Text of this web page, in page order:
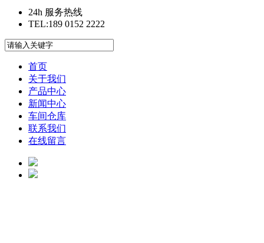
24h 服务热线
TEL:189 0152 2222
首页
关于我们
产品中心
新闻中心
车间仓库
联系我们
在线留言